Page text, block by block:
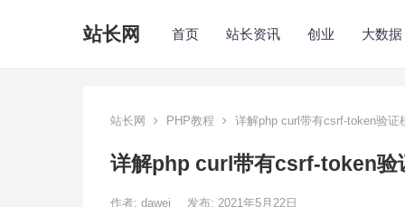
站长网 首页 站长资讯 创业 大数据
站长网 PHP教程 详解php curl带有csrf-token验证
详解php curl带有csrf-token验
作者: dawei 发布: 2021年5月22日